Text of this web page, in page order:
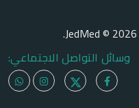
وسائل التواصل الاجتماعي: